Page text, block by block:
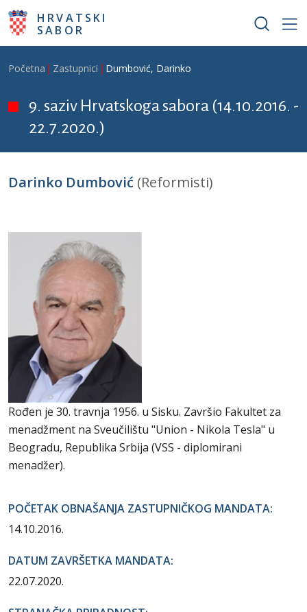
Skoči na glavni sadržaj
HRVATSKI
SABOR
Breadcrumb
Početna Zastupnici Dumbović, Darinko
9. saziv Hrvatskoga sabora (14.10.2016. -
22.7.2020.)
Darinko Dumbović (Reformisti)
Rođen je 30. travnja 1956. u Sisku. Završio Fakultet za
menadžment na Sveučilištu "Union - Nikola Tesla" u
Beogradu, Republika Srbija (VSS - diplomirani
menadžer).
POČETAK OBNAŠANJA ZASTUPNIČKOG MANDATA:
14.10.2016.
DATUM ZAVRŠETKA MANDATA:
22.07.2020.